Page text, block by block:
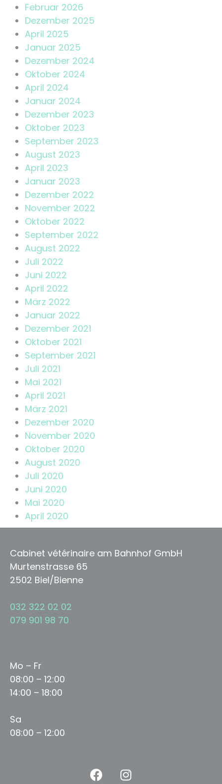
Februar 2026
Dezember 2025
April 2025
Januar 2025
Dezember 2024
Oktober 2024
April 2024
Januar 2024
Dezember 2023
Oktober 2023
September 2023
August 2023
April 2023
Januar 2023
Dezember 2022
November 2022
Oktober 2022
September 2022
August 2022
Juli 2022
Juni 2022
April 2022
März 2022
Januar 2022
Dezember 2021
Oktober 2021
September 2021
Juli 2021
Mai 2021
April 2021
März 2021
Dezember 2020
November 2020
Oktober 2020
August 2020
Juli 2020
Juni 2020
Mai 2020
April 2020
Cabinet vétérinaire am Bahnhof GmbH
Murtenstrasse 65
2502 Biel/Bienne
032 322 02 02
079 901 98 70
Mo – Fr
08:00 – 12:00
14:00 – 18:00
Sa
08:00 – 12:00